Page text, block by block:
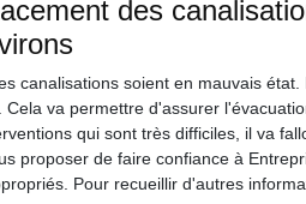
des
canalisations soient en mauvais
va permettre d'assurer
qui sont très difficiles, il va
proposer de faire confiance à
Pour recueillir d'autres